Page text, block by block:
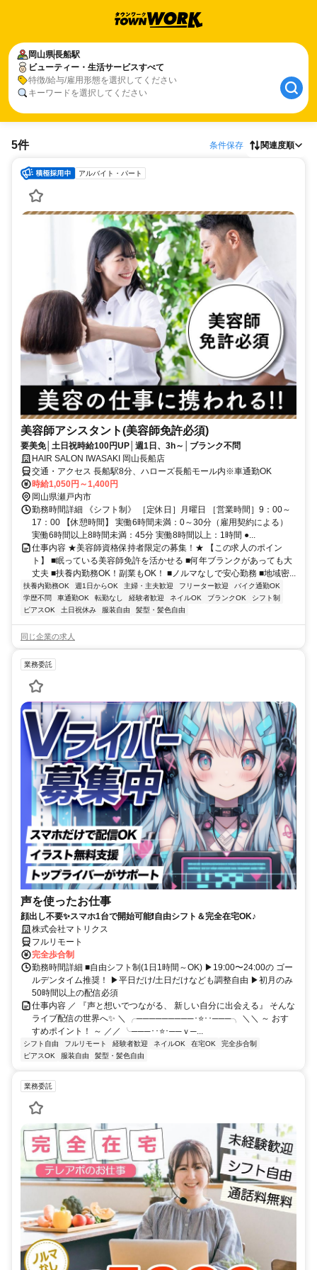
岡山県長船駅
ビューティー・生活サービスすべて
特徴/給与/雇用形態を選択してください
キーワードを選択してください
5件 条件保存 関連度順
アルバイト・パート
美容師アシスタント(美容師免許必須)
要美免│土日祝時給100円UP│週1日、3h～│ブランク不問
HAIR SALON IWASAKI 岡山長船店
交通・アクセス 長船駅8分、ハローズ長船モール内※車通勤OK
時給1,050円～1,400円
岡山県瀬戸内市
勤務時間詳細 《シフト制》 ［定休日］月曜日 ［営業時間］9：00～
17：00 【休憩時間】 実働6時間未満：0～30分（雇用契約による）
実働6時間以上8時間未満：45分 実働8時間以上：1時間 ●...
仕事内容 ★美容師資格保持者限定の募集！★ 【この求人のポイン
ト】 ■眠っている美容師免許を活かせる ■何年ブランクがあっても大
丈夫 ■扶養内勤務OK！副業もOK！ ■ノルマなしで安心勤務 ■地域密...
扶養内勤務OK 週1日からOK 主婦・主夫歓迎 フリーター歓迎
バイク通勤OK
学歴不問
車通勤OK 転勤なし 経験者歓迎 ネイルOK ブランクOK
シフト制
ピアスOK
土日祝休み 服装自由 髪型・髪色自由
同じ企業の求人
業務委託
声を使ったお仕事
顔出し不要✨スマホ1台で開始可能❗自由シフト＆完全在宅OK♪
株式会社マトリクス
フルリモート
完全歩合制
勤務時間詳細 ■自由シフト制(1日1時間～OK) ▶19:00〜24:00の ゴー
ルデンタイム推奨！ ▶平日だけ/土日だけなども調整自由 ▶初月のみ
50時間以上の配信必須
仕事内容 ／ 『声と想いでつながる、 新しい自分に出会える』 そんな
ライブ配信の世界へ✨ ＼ ╭─────────･⭐･･───╮ ＼＼ ～ おす
すめポイント！ ～ ／／ ╰───･･⭐･──ｖ─...
シフト自由 フルリモート 経験者歓迎 ネイルOK 在宅OK
完全歩合制
ピアスOK
服装自由 髪型・髪色自由
業務委託